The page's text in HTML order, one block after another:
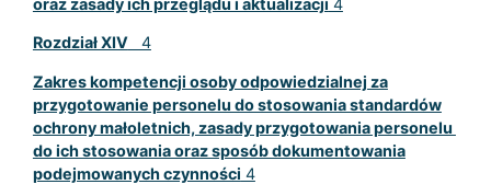
oraz zasady ich przeglądu i aktualizacji 4
Rozdział XIV4
Zakres kompetencji osoby odpowiedzialnej za
przygotowanie personelu do stosowania standardów
ochrony małoletnich, zasady przygotowania personelu
do ich stosowania oraz sposób dokumentowania
podejmowanych czynności 4